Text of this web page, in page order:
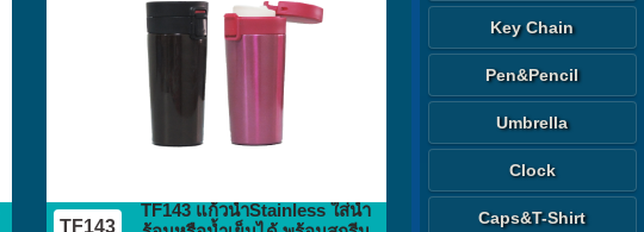
flask vacuum
TF143
TF143 แก้วน้ำStainless ใส่น้ำ
Key Chain
Pen&Pencil
Umbrella
Clock
Caps&T-Shirt